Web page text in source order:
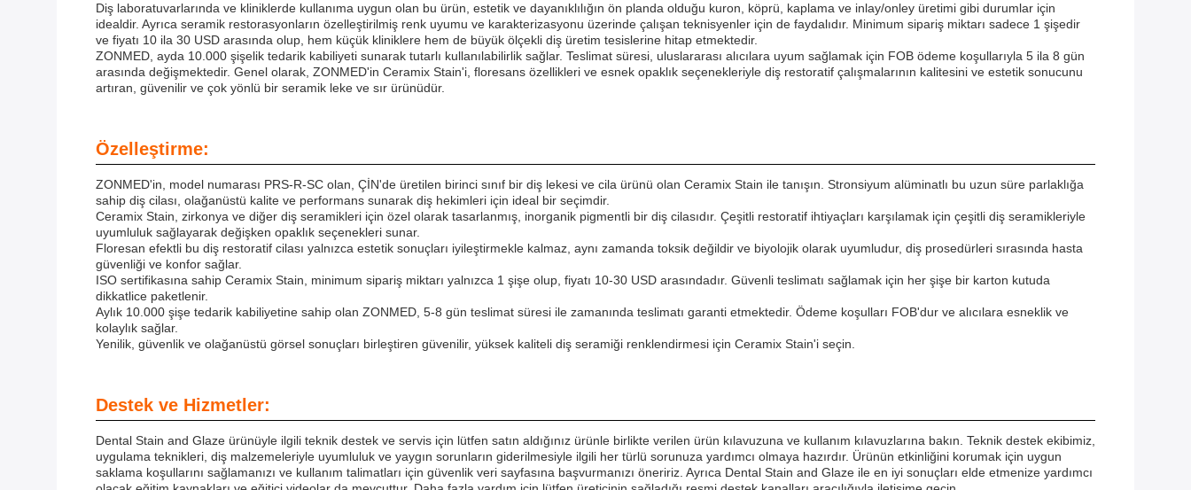
Diş laboratuvarlarında ve kliniklerde kullanıma uygun olan bu ürün, estetik ve dayanıklılığın ön planda olduğu kuron, köprü, kaplama ve inlay/onley üretimi gibi durumlar için
idealdir. Ayrıca seramik restorasyonların özelleştirilmiş renk uyumu ve karakterizasyonu üzerinde çalışan teknisyenler için de faydalıdır. Minimum sipariş miktarı sadece 1 şişedir
ve fiyatı 10 ila 30 USD arasında olup, hem küçük kliniklere hem de büyük ölçekli diş üretim tesislerine hitap etmektedir.
ZONMED, ayda 10.000 şişelik tedarik kabiliyeti sunarak tutarlı kullanılabilirlik sağlar. Teslimat süresi, uluslararası alıcılara uyum sağlamak için FOB ödeme koşullarıyla 5 ila 8 gün
arasında değişmektedir. Genel olarak, ZONMED'in Ceramix Stain'i, floresans özellikleri ve esnek opaklık seçenekleriyle diş restoratif çalışmalarının kalitesini ve estetik sonucunu
artıran, güvenilir ve çok yönlü bir seramik leke ve sır ürünüdür.
Özelleştirme:
ZONMED'in, model numarası PRS-R-SC olan, ÇİN'de üretilen birinci sınıf bir diş lekesi ve cila ürünü olan Ceramix Stain ile tanışın. Stronsiyum alüminatlı bu uzun süre parlaklığa
sahip diş cilası, olağanüstü kalite ve performans sunarak diş hekimleri için ideal bir seçimdir.
Ceramix Stain, zirkonya ve diğer diş seramikleri için özel olarak tasarlanmış, inorganik pigmentli bir diş cilasıdır. Çeşitli restoratif ihtiyaçları karşılamak için çeşitli diş seramikleriyle
uyumluluk sağlayarak değişken opaklık seçenekleri sunar.
Floresan efektli bu diş restoratif cilası yalnızca estetik sonuçları iyileştirmekle kalmaz, aynı zamanda toksik değildir ve biyolojik olarak uyumludur, diş prosedürleri sırasında hasta
güvenliği ve konfor sağlar.
ISO sertifikasına sahip Ceramix Stain, minimum sipariş miktarı yalnızca 1 şişe olup, fiyatı 10-30 USD arasındadır. Güvenli teslimatı sağlamak için her şişe bir karton kutuda
dikkatlice paketlenir.
Aylık 10.000 şişe tedarik kabiliyetine sahip olan ZONMED, 5-8 gün teslimat süresi ile zamanında teslimatı garanti etmektedir. Ödeme koşulları FOB'dur ve alıcılara esneklik ve
kolaylık sağlar.
Yenilik, güvenlik ve olağanüstü görsel sonuçları birleştiren güvenilir, yüksek kaliteli diş seramiği renklendirmesi için Ceramix Stain'i seçin.
Destek ve Hizmetler:
Dental Stain and Glaze ürünüyle ilgili teknik destek ve servis için lütfen satın aldığınız ürünle birlikte verilen ürün kılavuzuna ve kullanım kılavuzlarına bakın. Teknik destek ekibimiz,
uygulama teknikleri, diş malzemeleriyle uyumluluk ve yaygın sorunların giderilmesiyle ilgili her türlü sorunuza yardımcı olmaya hazırdır. Ürünün etkinliğini korumak için uygun
saklama koşullarını sağlamanızı ve kullanım talimatları için güvenlik veri sayfasına başvurmanızı öneririz. Ayrıca Dental Stain and Glaze ile en iyi sonuçları elde etmenize yardımcı